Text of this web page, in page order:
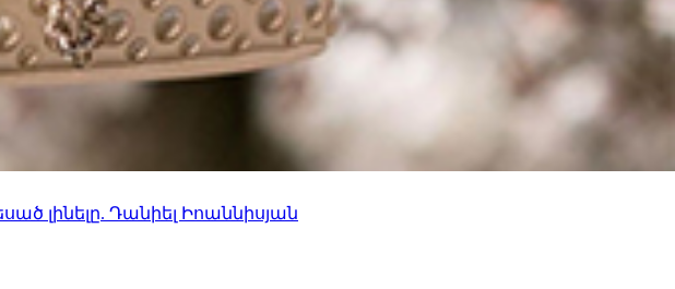
լինելը. Դանիել Իոաննիսյան